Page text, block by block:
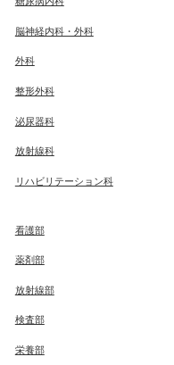
脳神経内科・外科
外科
整形外科
泌尿器科
放射線科
リハビリテーション科
看護部
薬剤部
放射線部
検査部
栄養部